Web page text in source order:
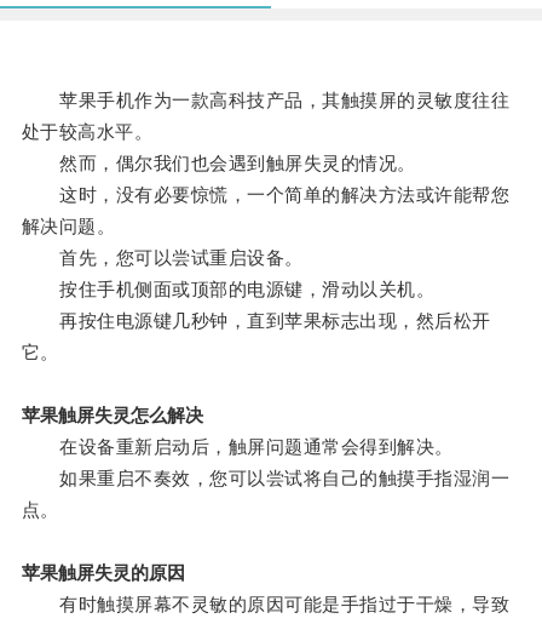
苹果手机作为一款高科技产品，其触摸屏的灵敏度往往
处于较高水平。
然而，偶尔我们也会遇到触屏失灵的情况。
这时，没有必要惊慌，一个简单的解决方法或许能帮您
解决问题。
首先，您可以尝试重启设备。
按住手机侧面或顶部的电源键，滑动以关机。
再按住电源键几秒钟，直到苹果标志出现，然后松开
它。
苹果触屏失灵怎么解决
在设备重新启动后，触屏问题通常会得到解决。
如果重启不奏效，您可以尝试将自己的触摸手指湿润一
点。
苹果触屏失灵的原因
有时触摸屏幕不灵敏的原因可能是手指过于干燥，导致